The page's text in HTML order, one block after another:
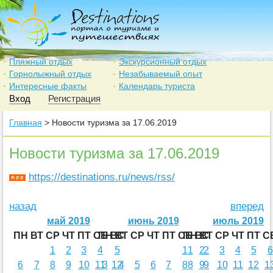
Пляжный отдых
Экскурсионный отдых
Горнолыжный отдых
Незабываемый опыт
Интересные факты
Календарь туриста
Вход Регистрация
Главная > Новости туризма за 17.06.2019
Новости туризма за 17.06.2019
https://destinations.ru/news/rss/
назад вперед
май 2019
ПН ВТ СР ЧТ ПТ СБ ВС
1
2 3 4
5
6
7 8 9 10 11
12
июнь 2019
ПН ВТ СР ЧТ ПТ СБ ВС
1
2
3
4 5 6 7 8
9
июль 2019
ПН ВТ СР ЧТ ПТ
1
2 3 4 5
6
8
9 10 11 12